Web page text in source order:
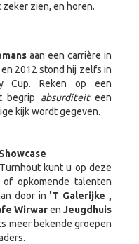
zeker zien, en horen.
aan een carrière in
2012 stond hij zelfs in
Cup. Reken op een
begrip absurditeiteen
kijk wordt gegeven.
kunt u op deze
opkomende talenten
door in 'T Galerijke ,
Wirwaren Jeugdhuis
meer bekende groepen